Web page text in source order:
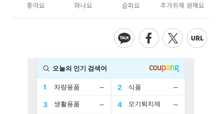
좋아요 화나요 슬퍼요 추가취재 원해요